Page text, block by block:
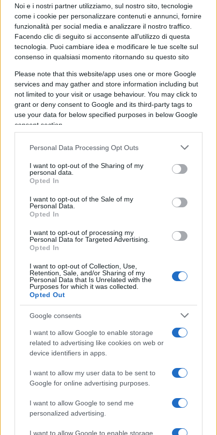
Noi e i nostri partner utilizziamo, sul nostro sito, tecnologie
come i cookie per personalizzare contenuti e annunci, fornire
funzionalità per social media e analizzare il nostro traffico.
Facendo clic di seguito si acconsente all'utilizzo di questa
tecnologia. Puoi cambiare idea e modificare le tue scelte sul
consenso in qualsiasi momento ritornando su questo sito
Please note that this website/app uses one or more Google
services and may gather and store information including but
not limited to your visit or usage behaviour. You may click to
grant or deny consent to Google and its third-party tags to
use your data for below specified purposes in below Google
consent section.
Personal Data Processing Opt Outs
I want to opt-out of the Sharing of my
personal data.
Opted In
I want to opt-out of the Sale of my
Personal Data.
Opted In
I want to opt-out of processing my
Personal Data for Targeted Advertising.
Opted In
I want to opt-out of Collection, Use,
Retention, Sale, and/or Sharing of my
Personal Data that Is Unrelated with the
Purposes for which it was collected.
Opted Out
Google consents
I want to allow Google to enable storage
related to advertising like cookies on web or
device identifiers in apps.
I want to allow my user data to be sent to
Google for online advertising purposes.
I want to allow Google to send me
personalized advertising.
I want to allow Google to enable storage
mondo postfascista.
Insomma, chi è nata nel 1985 (cioè, quando il
comunismo c’era) non può essere trattato in tal
modo. Mentre chi è nata nel 1977 (quando il
fascismo non c’era) deve essere trattata come una
pericolosa militante di estrema destra. Un dato
curioso, soprattutto perchéElly Schlein non ha
preso alcuna distanza dalla realtà comunista
di ieri e di oggi. Eppure, la domanda della Gruber
con un no: “Lei è comunista?”. Un quesito da
risposta a dir poco immediata.
Ma gli aspetti per definirsi “comunista” ce ne sono
in abbondanza. Lontani (e non più ricordati) sono i
momenti in cui Schlein definiva i membri di
Potere al Popolo “compagne” e “compagni”, con
una certa familiarità (potete vedere l’intervista
“incriminata” a questo link). E ancora, proprio
pochissimi giorni fa, l’attivista Lgbt auspicava il
rovesciamento del sistema “neoliberista”. O
meglio, il tentativo di “cambiare il modello di
insostenibile”. Insomma, tutto fuorché una
sostenitrice del capitalismo. E da Lilli Gruber lo ha
anticapitalista?”, Schlein non riesce a rispondere,
rimane impicciata
e svicola: “Lei si sta riferendo